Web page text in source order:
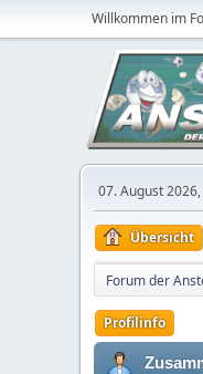
Willkommen im
07. August
Übersicht
Forum der
Profilinfo